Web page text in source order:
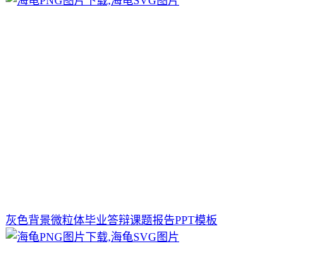
灰色背景微粒体毕业答辩课题报告PPT模板